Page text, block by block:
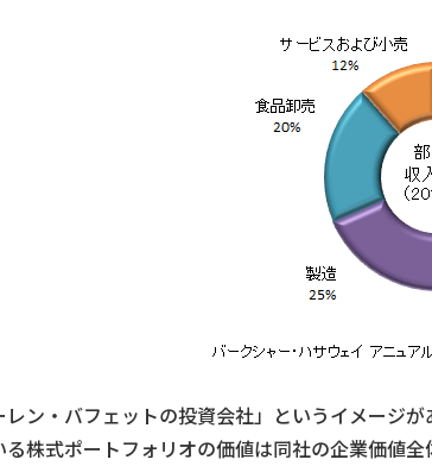
ン・バフェットの投資会社」というイメージ
る株式ポートフォリオの価値は同社の企業価値